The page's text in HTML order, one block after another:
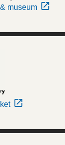
museum